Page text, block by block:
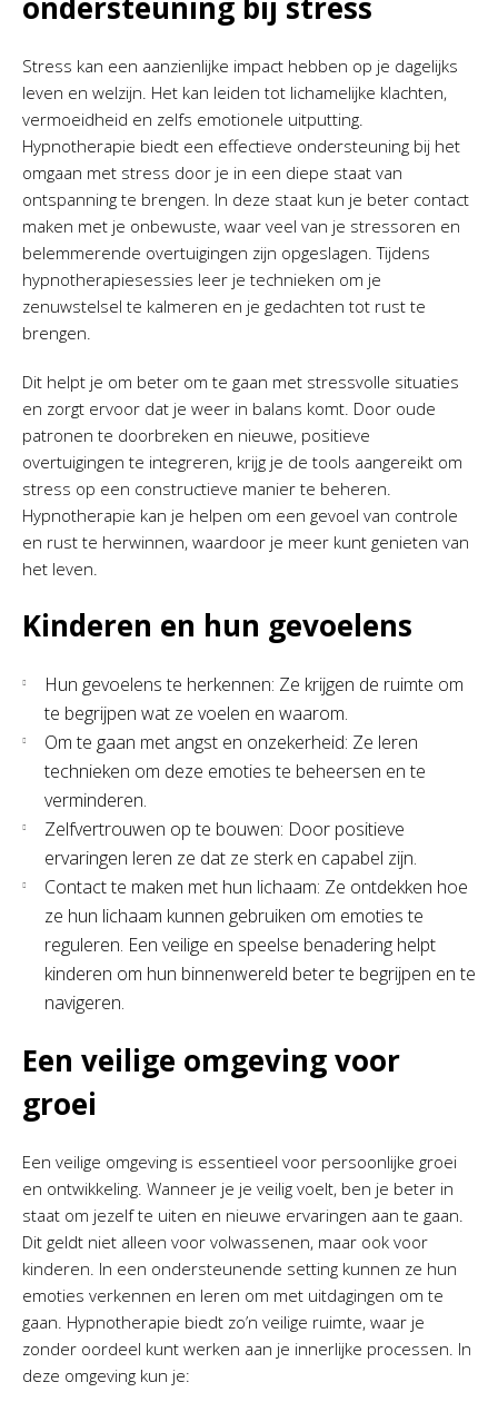
Stress kan een aanzienlijke impact hebben op je dagelijks
leven en welzijn. Het kan leiden tot lichamelijke klachten,
vermoeidheid en zelfs emotionele uitputting.
Hypnotherapie biedt een effectieve ondersteuning bij het
omgaan met stress door je in een diepe staat van
ontspanning te brengen. In deze staat kun je beter contact
maken met je onbewuste, waar veel van je stressoren en
belemmerende overtuigingen zijn opgeslagen. Tijdens
hypnotherapiesessies leer je technieken om je
zenuwstelsel te kalmeren en je gedachten tot rust te
brengen.
Dit helpt je om beter om te gaan met stressvolle situaties
en zorgt ervoor dat je weer in balans komt. Door oude
patronen te doorbreken en nieuwe, positieve
overtuigingen te integreren, krijg je de tools aangereikt om
stress op een constructieve manier te beheren.
Hypnotherapie kan je helpen om een gevoel van controle
en rust te herwinnen, waardoor je meer kunt genieten van
het leven.
Kinderen en hun gevoelens
Hun gevoelens te herkennen: Ze krijgen de ruimte om
te begrijpen wat ze voelen en waarom.
Om te gaan met angst en onzekerheid: Ze leren
technieken om deze emoties te beheersen en te
verminderen.
Zelfvertrouwen op te bouwen: Door positieve
ervaringen leren ze dat ze sterk en capabel zijn.
Contact te maken met hun lichaam: Ze ontdekken hoe
ze hun lichaam kunnen gebruiken om emoties te
reguleren. Een veilige en speelse benadering helpt
kinderen om hun binnenwereld beter te begrijpen en te
navigeren.
Een veilige omgeving voor
groei
Een veilige omgeving is essentieel voor persoonlijke groei
en ontwikkeling. Wanneer je je veilig voelt, ben je beter in
staat om jezelf te uiten en nieuwe ervaringen aan te gaan.
Dit geldt niet alleen voor volwassenen, maar ook voor
kinderen. In een ondersteunende setting kunnen ze hun
emoties verkennen en leren om met uitdagingen om te
gaan. Hypnotherapie biedt zo’n veilige ruimte, waar je
zonder oordeel kunt werken aan je innerlijke processen. In
deze omgeving kun je: